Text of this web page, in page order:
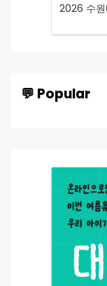
2026 수
💬 Popular